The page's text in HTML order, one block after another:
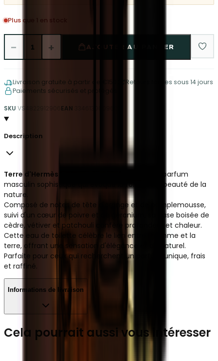
Plus que 1 en stock
− 1 + AJOUTER AU PANIER
Livraison gratuite à partir de €150
Retours faciles sous 14 jours
Paiements sécurisés et protégés
SKU VS4822912906 EAN
Description
Terre d'Hermès Eau de Toilette 100 ml
est un parfum
masculin sophistiqué qui évoque la force et la beauté de la
nature.
Composé de notes de tête d'orange et de pamplemousse,
suivi d'un cœur de poivre et de géranium, sa base boisée de
cèdre, vétiver et patchouli confère profondeur et chaleur.
Cette eau de toilette célèbre le lien entre l'homme et la
terre, offrant une sensation d'élégance et de naturel.
Parfaite pour ceux qui recherchent un parfum unique, frais
et raffiné.
Informations de livraison
Cela pourrait aussi vous intéresser